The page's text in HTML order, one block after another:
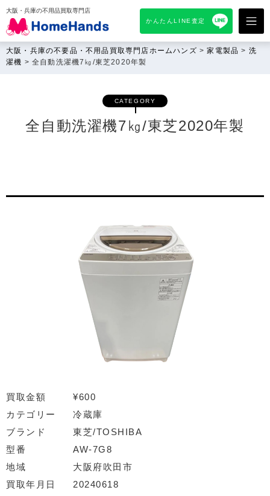
大阪・兵庫の不用品買取専門店
かんたんLINE査定
大阪・兵庫の不要品・不用品買取専門店ホームハンズ >家電製品 > 洗
濯機 >全自動洗濯機7㎏/東芝2020年製
CATEGORY
全自動洗濯機7㎏/東芝2020年製
買取金額
¥600
カテゴリー
冷蔵庫
ブランド
東芝/TOSHIBA
型番
AW-7G8
地域
大阪府吹田市
買取年月日
20240618